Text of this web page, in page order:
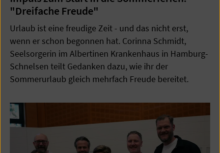
"Dreifache Freude"
Urlaub ist eine freudige Zeit - und das nicht erst,
wenn er schon begonnen hat. Corinna Schmidt,
Seelsorgerin im Albertinen Krankenhaus in Hamburg-
Schnelsen teilt Gedanken dazu, wie ihr der
Sommerurlaub gleich mehrfach Freude bereitet.